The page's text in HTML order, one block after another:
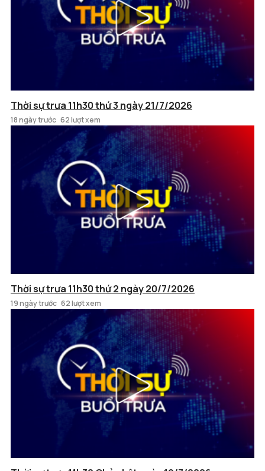
Thời sự trưa 11h30 thứ 3 ngày 21/7/2026
18 ngày trước 62 lượt xem
Thời sự trưa 11h30 thứ 2 ngày 20/7/2026
19 ngày trước 62 lượt xem